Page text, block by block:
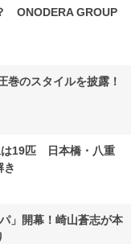
ONODERA GROUP
巻のスタイルを披露！
は19匹 日本橋・八重
き
」開幕！崎山蒼志が本